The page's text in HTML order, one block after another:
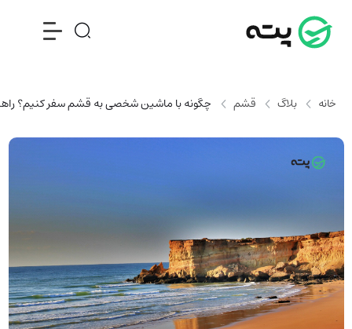
خانه بلاگ قشم چگونه با ماشین شخصی به قشم سفر کنیم؟